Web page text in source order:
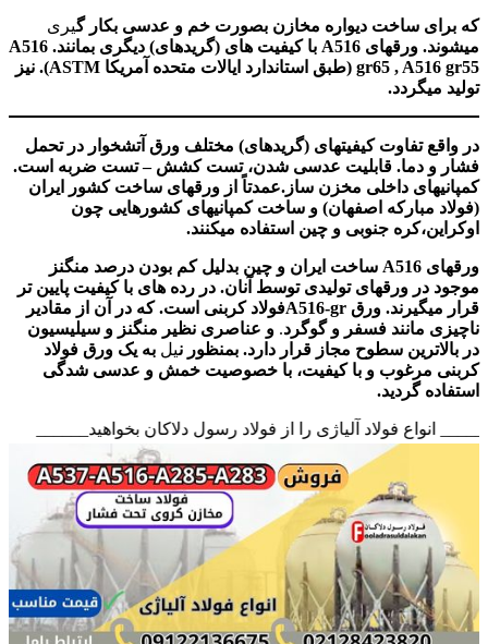
که برای ساخت دیواره مخازن بصورت خم و عدسی بکار گیری
میشوند. ورقهای A516 با کیفیت های (گریدهای) دیگری بمانند. A516
gr65 , A516 gr55 (طبق استاندارد ایالات متحده آمریکا ASTM). نیز
تولید میگردد.
در واقع تفاوت کیفیتهای (گریدهای) مختلف ورق آتشخوار در تحمل
فشار و دما. قابلیت عدسی شدن، تست کشش – تست ضربه است.
کمپانیهای داخلی مخزن ساز.عمدتاً از ورقهای ساخت کشور ایران
(فولاد مبارکه اصفهان) و ساخت کمپانیهای کشورهایی چون
اوکراین،کره جنوبی و چین استفاده میکنند.
ورقهای A516 ساخت ایران و چین بدلیل کم بودن درصد منگنز
موجود در ورقهای تولیدی توسط آنان. در رده های با کیفیت پایین تر
قرار میگیرند. ورق A516-grفولاد کربنی است. که در آن از مقادیر
ناچیزی مانند فسفر و گوگرد. و عناصری نظیر منگنز و سیلیسیون
در بالاترین سطوح مجاز قرار دارد. بمنظور نیل به یک ورق فولاد
کربنی مرغوب و با کیفیت، با خصوصیت خمش و عدسی شدگی
استفاده گردید.
______ انواع فولاد آلیاژی را از فولاد رسول دلاکان بخواهید______